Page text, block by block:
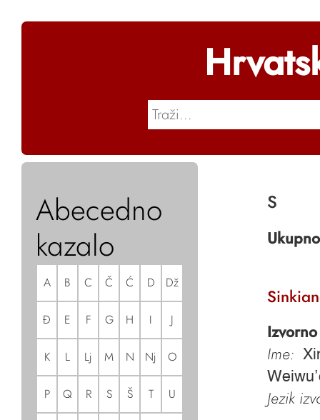
Abecedno
kazalo
A B C Č Ć D Dž
Đ E F G H I J
K L Lj M N Nj O
P Q R S Š T U
S
Ime:
Jezik